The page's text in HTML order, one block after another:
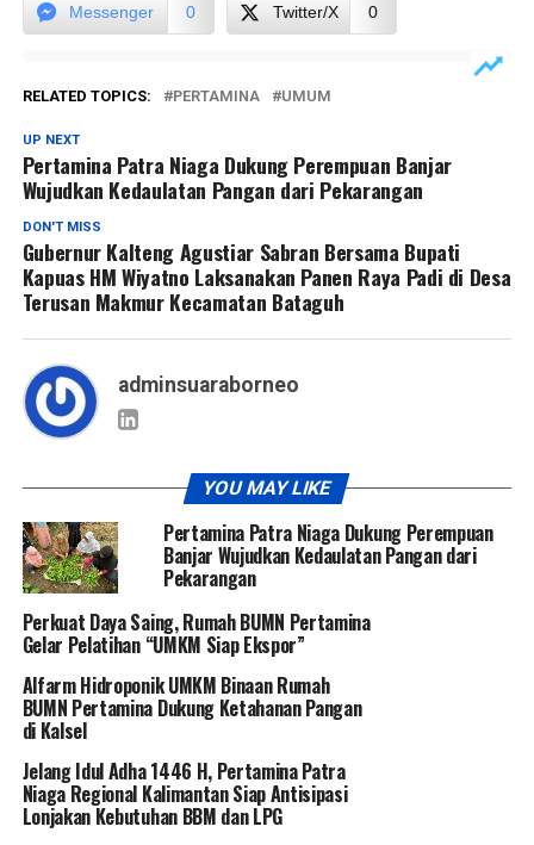
Messenger 0 Twitter/X 0
RELATED TOPICS: PERTAMINA UMUM
UP NEXT
Pertamina Patra Niaga Dukung Perempuan Banjar
Wujudkan Kedaulatan Pangan dari Pekarangan
DON'T MISS
Gubernur Kalteng Agustiar Sabran Bersama Bupati
Kapuas HM Wiyatno Laksanakan Panen Raya Padi di Desa
Terusan Makmur Kecamatan Bataguh
adminsuaraborneo
YOU MAY LIKE
Pertamina Patra Niaga Dukung Perempuan
Banjar Wujudkan Kedaulatan Pangan dari
Pekarangan
Perkuat Daya Saing, Rumah BUMN Pertamina
Gelar Pelatihan “UMKM Siap Ekspor”
Alfarm Hidroponik UMKM Binaan Rumah
BUMN Pertamina Dukung Ketahanan Pangan
di Kalsel
Jelang Idul Adha 1446 H, Pertamina Patra
Niaga Regional Kalimantan Siap Antisipasi
Lonjakan Kebutuhan BBM dan LPG